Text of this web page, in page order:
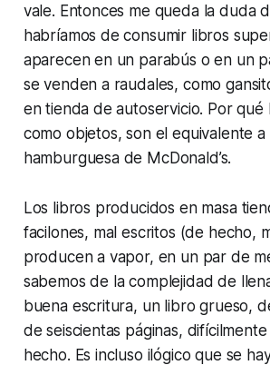
vale. Entonces me queda la duda
habríamos de consumir libros
aparecen en un parabús o en un
se venden a raudales, como
en tienda de autoservicio. Por qué
como objetos, son el equivalente a
hamburguesa de McDonald’s.
Los libros producidos en masa
facilones, mal escritos (de hecho,
producen a vapor, en un par de
sabemos de la complejidad de
buena escritura, un libro grueso,
de seiscientas páginas,
hecho. Es incluso ilógico que se